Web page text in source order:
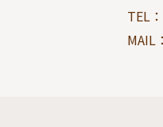
TEL：
MAIL